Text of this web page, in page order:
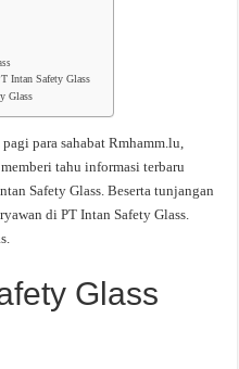
Intan Safety Glass
Glass
pagi para sahabat Rmhamm.lu,
tahu informasi terbaru
Safety Glass. Beserta tunjangan
di PT Intan Safety Glass.
Glass